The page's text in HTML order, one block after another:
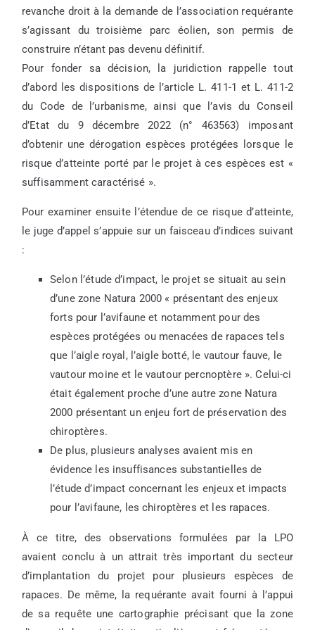
revanche droit à la demande de l’association requérante
s’agissant du troisième parc éolien, son permis de
construire n’étant pas devenu définitif.
Pour fonder sa décision, la juridiction rappelle tout
d’abord les dispositions de l’article L. 411-1 et L. 411-2
du Code de l’urbanisme, ainsi que l’avis du Conseil
d’Etat du 9 décembre 2022 (n° 463563) imposant
d’obtenir une dérogation espèces protégées lorsque le
risque d’atteinte porté par le projet à ces espèces est «
suffisamment caractérisé ».
Pour examiner ensuite l’étendue de ce risque d’atteinte,
le juge d’appel s’appuie sur un faisceau d’indices suivant
:
Selon l’étude d’impact, le projet se situait au sein
d’une zone Natura 2000 « présentant des enjeux
forts pour l’avifaune et notamment pour des
espèces protégées ou menacées de rapaces tels
que l’aigle royal, l’aigle botté, le vautour fauve, le
vautour moine et le vautour percnoptère ». Celui-ci
était également proche d’une autre zone Natura
2000 présentant un enjeu fort de préservation des
chiroptères.
De plus, plusieurs analyses avaient mis en
évidence les insuffisances substantielles de
l’étude d’impact concernant les enjeux et impacts
pour l’avifaune, les chiroptères et les rapaces.
À ce titre, des observations formulées par la LPO
avaient conclu à un attrait très important du secteur
d’implantation du projet pour plusieurs espèces de
rapaces. De même, la requérante avait fourni à l’appui
de sa requête une cartographie précisant que la zone